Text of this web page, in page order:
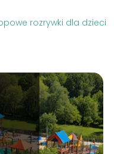
rozrywki dla dzieci